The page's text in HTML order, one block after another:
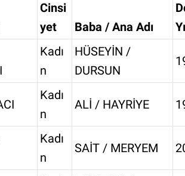
Cinsi
yet
Baba / Ana Adı
Kadı
n
HÜSEYİN /
DURSUN
Kadı
n
ALİ / HAYRİYE
Kadı
n
SAİT / MERYEM